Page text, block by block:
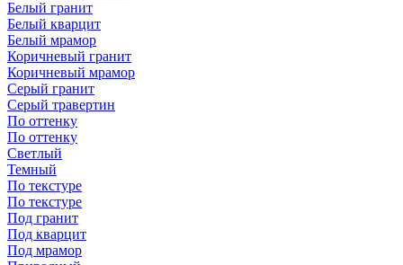
Белый гранит
Белый кварцит
Белый мрамор
Коричневый гранит
Коричневый мрамор
Серый гранит
Серый травертин
По оттенку
По оттенку
Светлый
Темный
По текстуре
По текстуре
Под гранит
Под кварцит
Под мрамор